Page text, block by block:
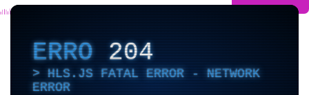
ERRO204
HLS.JS FATAL ERROR - NETWORK
ERROR